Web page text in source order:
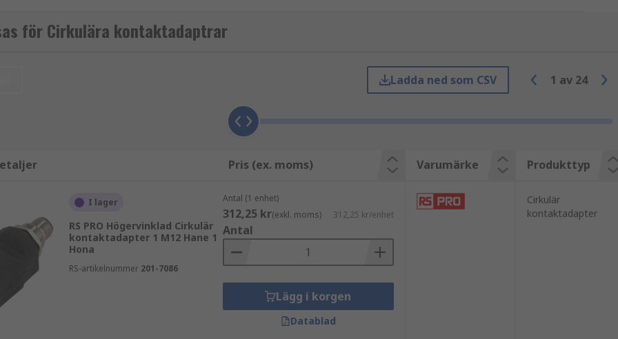
och kompatibilitet är avgörande, utan att kompromissa med prestanda.
och minska behovet av omdragning. Vi på RS Components erbjuder lösningar som är
områden där standardisering och driftsäkerhet är viktigt.
för Cirkulära kontaktadaptrar
Ladda ned som CSV 1 av 24
Pris (ex. moms) Varumärke Produkttyp
I lager
RS PRO Högervinklad Cirkulär
kontaktadapter 1 M12 Hane 1
Hona
RS-artikelnummer 201-7086
Antal (1 enhet)
312,25 kr(exkl. moms) 312,25 kr/enhet
Antal
Lägg i korgen
Datablad
Cirkulär
kontaktadapter